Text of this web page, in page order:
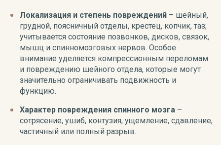
Локализация и степень повреждений – шейный,
грудной, поясничный отделы, крестец, копчик, таз;
учитывается состояние позвонков, дисков, связок,
мышц и спинномозговых нервов. Особое
внимание уделяется компрессионным переломам
и повреждению шейного отдела, которые могут
значительно ограничивать подвижность и
функцию.
Характер повреждения спинного мозга –
сотрясение, ушиб, контузия, ущемление, сдавление,
частичный или полный разрыв.